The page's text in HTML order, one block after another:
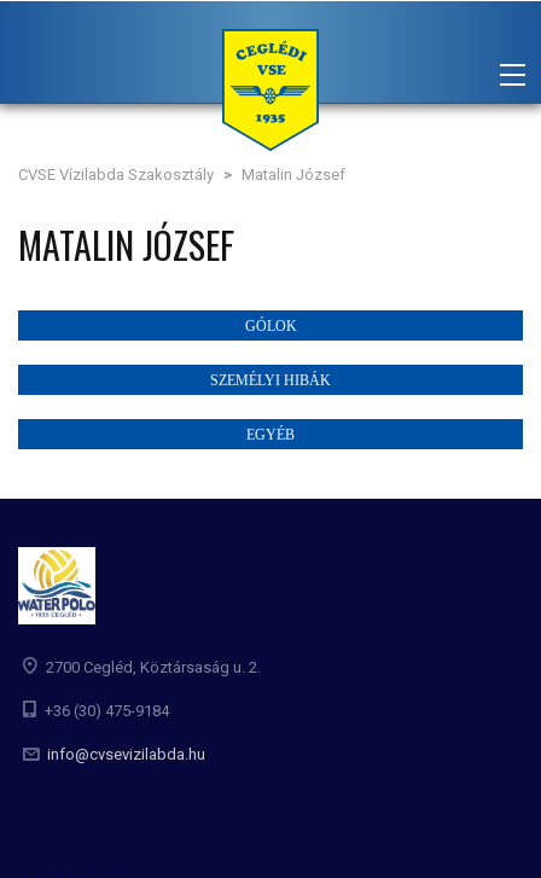
CVSE Vízilabda Szakosztály > Matalin József
MATALIN JÓZSEF
GÓLOK
SZEMÉLYI HIBÁK
EGYÉB
2700 Cegléd, Köztársaság u. 2.
+36 (30) 475-9184
info@cvsevizilabda.hu